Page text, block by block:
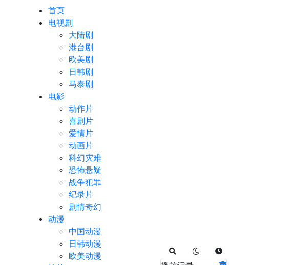
首页
电视剧
大陆剧
港台剧
欧美剧
日韩剧
马泰剧
电影
动作片
喜剧片
爱情片
动画片
科幻灾难
恐怖悬疑
战争犯罪
纪录片
剧情奇幻
动漫
中国动漫
日韩动漫
欧美动漫